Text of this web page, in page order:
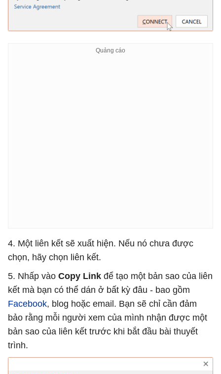
4. Một liên kết sẽ xuất hiện. Nếu nó chưa được
chọn, hãy chọn liên kết.
5. Nhấp vào Copy Link để tạo một bản sao của liên
kết mà bạn có thể dán ở bất kỳ đâu - bao gồm
Facebook, blog hoặc email. Bạn sẽ chỉ cần đảm
bảo rằng mỗi người xem của mình nhận được một
bản sao của liên kết trước khi bắt đầu bài thuyết
trình.